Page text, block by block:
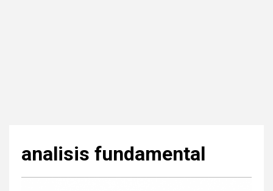
analisis fundamental